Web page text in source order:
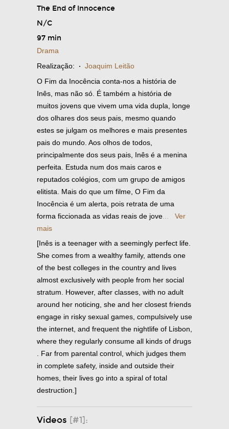
The End of Innocence
N/C
97 min
Drama
Realização: · Joaquim Leitão
O Fim da Inocência conta-nos a história de
Inês, mas não só. É também a história de
muitos jovens que vivem uma vida dupla, longe
dos olhares dos seus pais, mesmo quando
estes se julgam os melhores e mais presentes
pais do mundo. Aos olhos de todos,
principalmente dos seus pais, Inês é a menina
perfeita. Estuda num dos mais caros e
reputados colégios, com um grupo de amigos
elitista. Mais do que um filme, O Fim da
Inocência é um alerta, pois retrata de uma
forma ficcionada as vidas reais de jove
Ver
mais
[Inês is a teenager with a seemingly perfect life.
She comes from a wealthy family, attends one
of the best colleges in the country and lives
almost exclusively with people from her social
stratum. However, after classes, with no adult
around her noticing, she and her closest friends
engage in risky sexual games, compulsively use
the internet, and frequent the nightlife of Lisbon,
where they regularly consume all kinds of drugs
. Far from parental control, which judges them
in complete safety, inside and outside their
homes, their lives go into a spiral of total
destruction.]
Videos [#1]: